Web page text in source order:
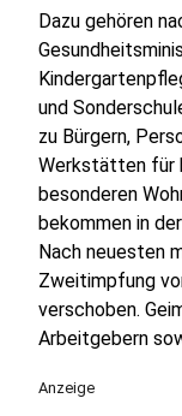
Dazu gehören
und
zu Bürgern,
Werkstätten für
besonderen
bekommen in
Nach neuesten
Zweitimpfung
verschoben.
Arbeitgebern
Anzeige